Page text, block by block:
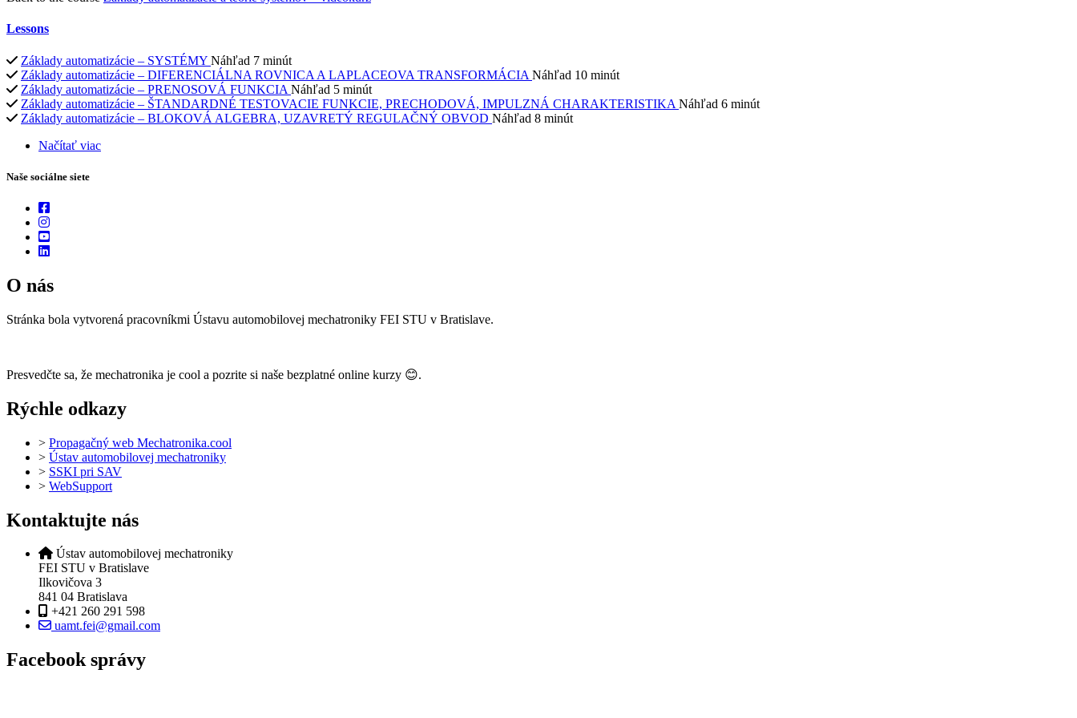
Lessons
Základy automatizácie – SYSTÉMY Náhľad 7 minút
Základy automatizácie – DIFERENCIÁLNA ROVNICA A LAPLACEOVA TRANSFORMÁCIA Náhľad 10 minút
Základy automatizácie – PRENOSOVÁ FUNKCIA Náhľad 5 minút
Základy automatizácie – ŠTANDARDNÉ TESTOVACIE FUNKCIE, PRECHODOVÁ, IMPULZNÁ CHARAKTERISTIKA Náhľad 6 minút
Základy automatizácie – BLOKOVÁ ALGEBRA, UZAVRETÝ REGULAČNÝ OBVOD Náhľad 8 minút
Načítať viac
Naše sociálne siete
O nás
Stránka bola vytvorená pracovníkmi Ústavu automobilovej mechatroniky FEI STU v Bratislave.
Presvedčte sa, že mechatronika je cool a pozrite si naše bezplatné online kurzy 😊.
Rýchle odkazy
> Propagačný web Mechatronika.cool
> Ústav automobilovej mechatroniky
> SSKI pri SAV
> WebSupport
Kontaktujte nás
Ústav automobilovej mechatroniky
FEI STU v Bratislave
Ilkovičova 3
841 04 Bratislava
+421 260 291 598
uamt.fei@gmail.com
Facebook správy